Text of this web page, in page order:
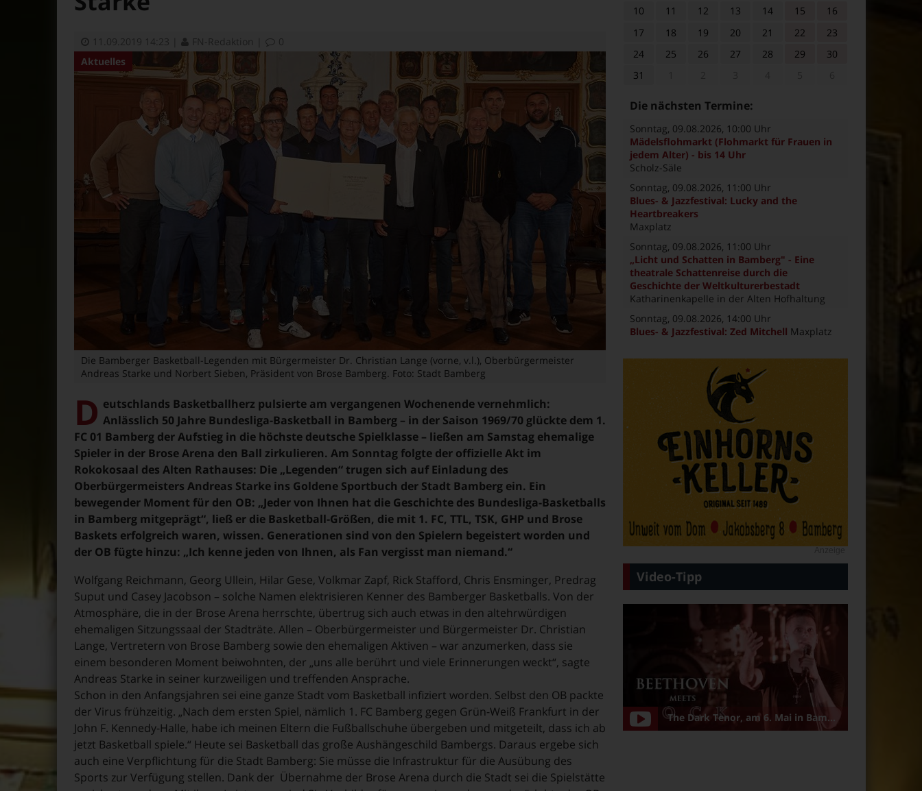
11.09.2019 14:23 FN-Redaktion
0
Aktuelles
Die Bamberger Basketball-Legenden mit Bürgermeister Dr. Christian Lange (vorne, v.l.), Oberbürgermeister
Andreas Starke und Norbert Sieben, Präsident von Brose Bamberg. Foto: Stadt Bamberg
D eutschlands Basketballherz pulsierte am vergangenen Wochenende vernehmlich:
Anlässlich 50 Jahre Bundesliga-Basketball in Bamberg – in der Saison 1969/70 glückte dem 1.
FC 01 Bamberg der Aufstieg in die höchste deutsche Spielklasse – ließen am Samstag ehemalige
Spieler in der Brose Arena den Ball zirkulieren. Am Sonntag folgte der offizielle Akt im
Rokokosaal des Alten Rathauses: Die „Legenden“ trugen sich auf Einladung des
Oberbürgermeisters Andreas Starke ins Goldene Sportbuch der Stadt Bamberg ein. Ein
bewegender Moment für den OB: „Jeder von Ihnen hat die Geschichte des Bundesliga-Basketballs
in Bamberg mitgeprägt“, ließ er die Basketball-Größen, die mit 1. FC, TTL, TSK, GHP und Brose
Baskets erfolgreich waren, wissen. Generationen sind von den Spielern begeistert worden und
der OB fügte hinzu: „Ich kenne jeden von Ihnen, als Fan vergisst man niemand.“
Wolfgang Reichmann, Georg Ullein, Hilar Gese, Volkmar Zapf, Rick Stafford, Chris Ensminger, Predrag
Suput und Casey Jacobson – solche Namen elektrisieren Kenner des Bamberger Basketballs. Von der
Atmosphäre, die in der Brose Arena herrschte, übertrug sich auch etwas in den altehrwürdigen
ehemaligen Sitzungssaal der Stadträte. Allen – Oberbürgermeister und Bürgermeister Dr. Christian
Lange, Vertretern von Brose Bamberg sowie den ehemaligen Aktiven – war anzumerken, dass sie
einem besonderen Moment beiwohnten, der „uns alle berührt und viele Erinnerungen weckt“, sagte
Andreas Starke in seiner kurzweiligen und treffenden Ansprache.
Schon in den Anfangsjahren sei eine ganze Stadt vom Basketball infiziert worden. Selbst den OB packte
der Virus frühzeitig. „Nach dem ersten Spiel, nämlich 1. FC Bamberg gegen Grün-Weiß Frankfurt in der
John F. Kennedy-Halle, habe ich meinen Eltern die Fußballschuhe übergeben und mitgeteilt, dass ich ab
jetzt Basketball spiele.“ Heute sei Basketball das große Aushängeschild Bambergs. Daraus ergebe sich
auch eine Verpflichtung für die Stadt Bamberg: Sie müsse die Infrastruktur für die Ausübung des
Sports zur Verfügung stellen. Dank der Übernahme der Brose Arena durch die Stadt sei die Spielstätte
10
11 12 13 14 15
16
17
18 19 20 21 22
23
24
25 26 27 28 29
30
31
Die nächsten Termine:
Sonntag, 09.08.2026, 10:00 Uhr
Mädelsflohmarkt (Flohmarkt für Frauen in
jedem Alter) - bis 14 Uhr
Scholz-Säle
Sonntag, 09.08.2026, 11:00 Uhr
Blues- & Jazzfestival: Lucky and the
Heartbreakers
Maxplatz
Sonntag, 09.08.2026, 11:00 Uhr
„Licht und Schatten in Bamberg" - Eine
theatrale Schattenreise durch die
Geschichte der Weltkulturerbestadt
Katharinenkapelle in der Alten Hofhaltung
Sonntag, 09.08.2026, 14:00 Uhr
Blues- & Jazzfestival: Zed Mitchell Maxplatz
Video-Tipp
The Dark Tenor, am 6. Mai in Bamberg